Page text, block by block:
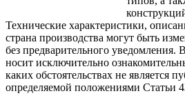
Технические характеристики,
страна производства могут быть
без предварительного уведомления.
носит исключительно
каких обстоятельствах не является
определяемой положениями Статьи